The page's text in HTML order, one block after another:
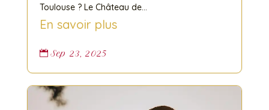
Toulouse ? Le Château de...
En savoir plus
 Sep 23, 2025